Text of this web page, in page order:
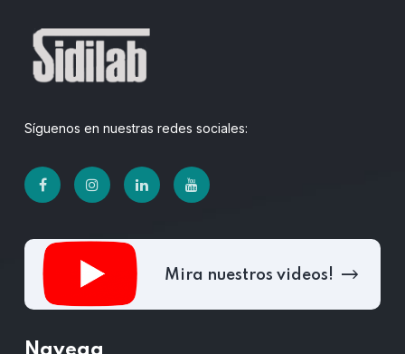
Síguenos en nuestras redes sociales:
Mira nuestros videos!